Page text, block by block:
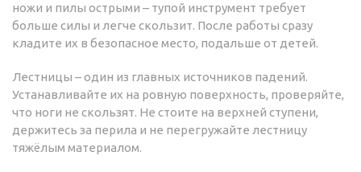
ножи и пилы острыми – тупой инструмент требует
больше силы и легче скользит. После работы сразу
кладите их в безопасное место, подальше от детей.
Лестницы – один из главных источников падений.
Устанавливайте их на ровную поверхность, проверяйте,
что ноги не скользят. Не стоите на верхней ступени,
держитесь за перила и не перегружайте лестницу
тяжёлым материалом.